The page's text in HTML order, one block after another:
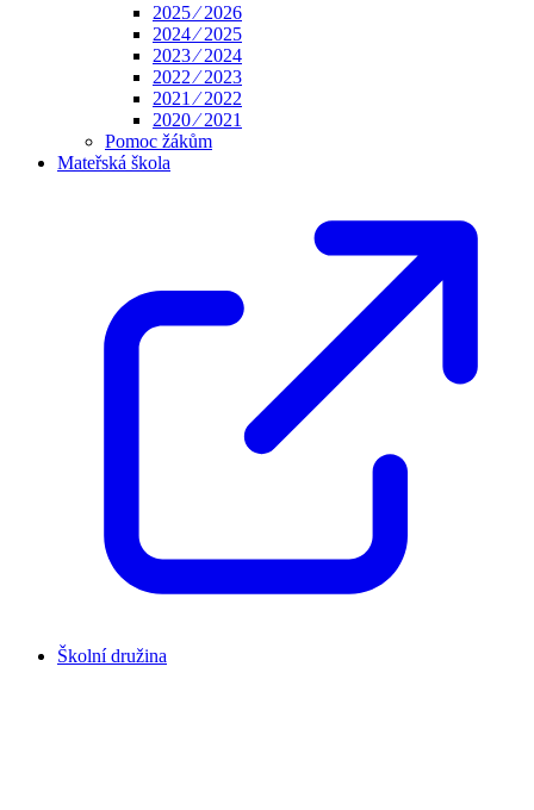
2025 ⁄ 2026
2024 ⁄ 2025
2023 ⁄ 2024
2022 ⁄ 2023
2021 ⁄ 2022
2020 ⁄ 2021
Pomoc žákům
Mateřská škola
Školní družina